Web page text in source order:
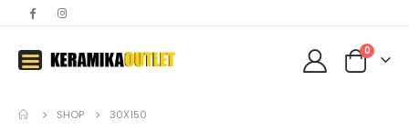
0
SHOP 30X150